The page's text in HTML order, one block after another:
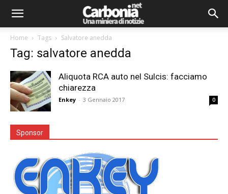
Home Tags Salvatore anedda
Tag: salvatore anedda
Aliquota RCA auto nel Sulcis: facciamo
chiarezza
Enkey - 3 Gennaio 2017 0
Sponsor